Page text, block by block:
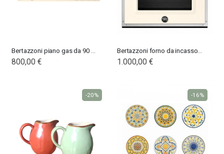
800,00 € 1.000,00 €
-20% -16%
201,65 €
246,00 € -18%
Nardi poltrona Folio Rocking
201,65 €
246,00 € -18%